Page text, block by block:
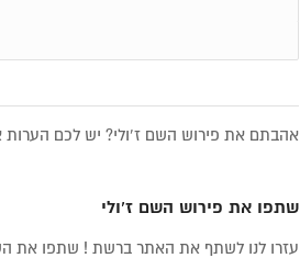
אהבתם את פירוש השם ז’ולי? יש לכם הערות
שתפו את פירוש השם ז’ולי
עזרו לנו לשתף את האתר ברשת ! שתפו את